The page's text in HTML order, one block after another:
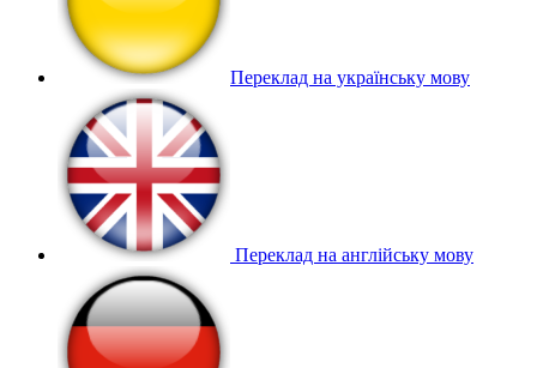
Переклад на українську мову
Переклад на англійську мову